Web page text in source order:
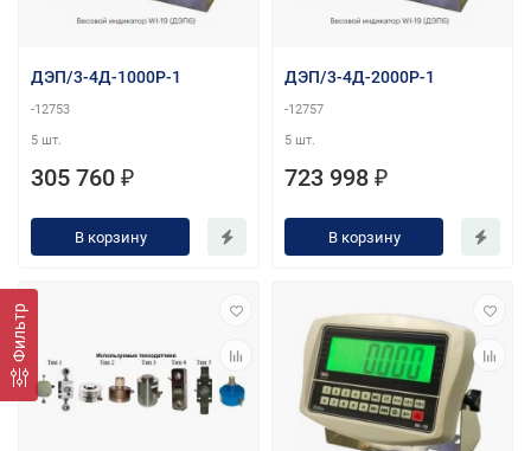
Фильтр
ДЭП/3-4Д-1000Р-1
-12753
5 шт.
305 760 ₽
В корзину
ДЭП/3-4Д-2000Р-1
-12757
5 шт.
723 998 ₽
В корзину